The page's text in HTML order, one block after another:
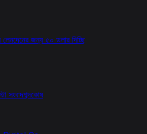
জন্য ৫০ ডলার দিচ্ছি
সংবাদশব্দকোষ